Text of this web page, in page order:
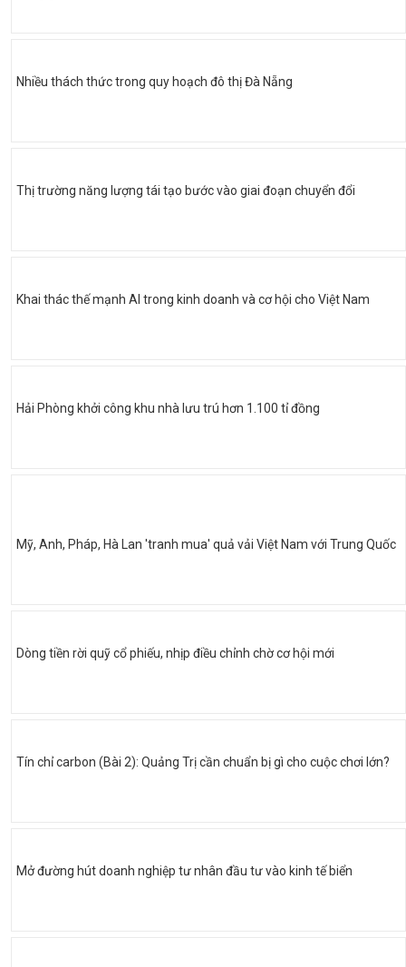
Nhiều thách thức trong quy hoạch đô thị Đà Nẵng
Thị trường năng lượng tái tạo bước vào giai đoạn chuyển đổi
Khai thác thế mạnh AI trong kinh doanh và cơ hội cho Việt Nam
Hải Phòng khởi công khu nhà lưu trú hơn 1.100 tỉ đồng
Mỹ, Anh, Pháp, Hà Lan 'tranh mua' quả vải Việt Nam với Trung Quốc
Dòng tiền rời quỹ cổ phiếu, nhịp điều chỉnh chờ cơ hội mới
Tín chỉ carbon (Bài 2): Quảng Trị cần chuẩn bị gì cho cuộc chơi lớn?
Mở đường hút doanh nghiệp tư nhân đầu tư vào kinh tế biển